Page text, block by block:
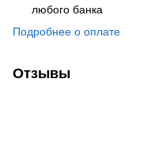
любого банка
Подробнее о оплате
Отзывы